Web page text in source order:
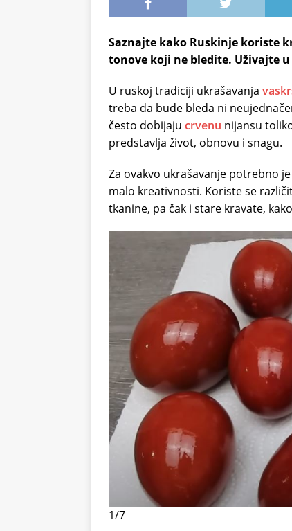
Saznajte kako Ruskinje koriste
tonove koji ne bledite. Uživajte
U ruskoj tradiciji ukrašavanja
treba da bude bleda ni
često dobijaju crvenu nijansu
predstavlja život, obnovu i snagu.
Za ovakvo ukrašavanje potrebno
malo kreativnosti. Koriste se
tkanine, pa čak i stare kravate,
1/7